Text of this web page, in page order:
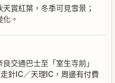
賞紅葉，冬季可見雪景；
。
交通巴士至「室生寺前」
針IC／天理IC，周邊有付費